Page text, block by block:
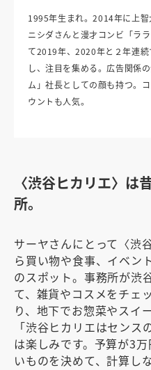
1995年生まれ。2014年に上
ニシダさんと漫才コンビ「ラ
て2019年、2020年と２年連
し、注目を集める。広告関係
ム」社長としての顔も持つ。
ウントも人気。
〈渋谷ヒカリエ〉は
所。
サーヤさんにとって〈渋
ら買い物や食事、イベン
のスポット。事務所が渋
て、雑貨やコスメをチェ
り、地下でお惣菜やスイ
「渋谷ヒカリエはセンス
は楽しみです。予算が3
いものを決めて、計算し